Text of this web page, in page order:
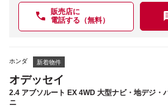
販売店に
電話する（無料）
ホンダ 新着物件
オデッセイ
2.4 アブソルート EX 4WD 大型ナビ・地デジ・
ニ